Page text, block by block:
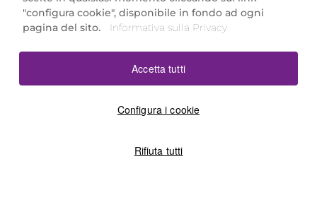
SCARICA LA NOSTRA APP
"configura cookie", disponibile in fondo ad ogni
pagina del sito.
Informativa sulla Privacy
Configura i cookie
Rifiuta tutti
Accetta tutti